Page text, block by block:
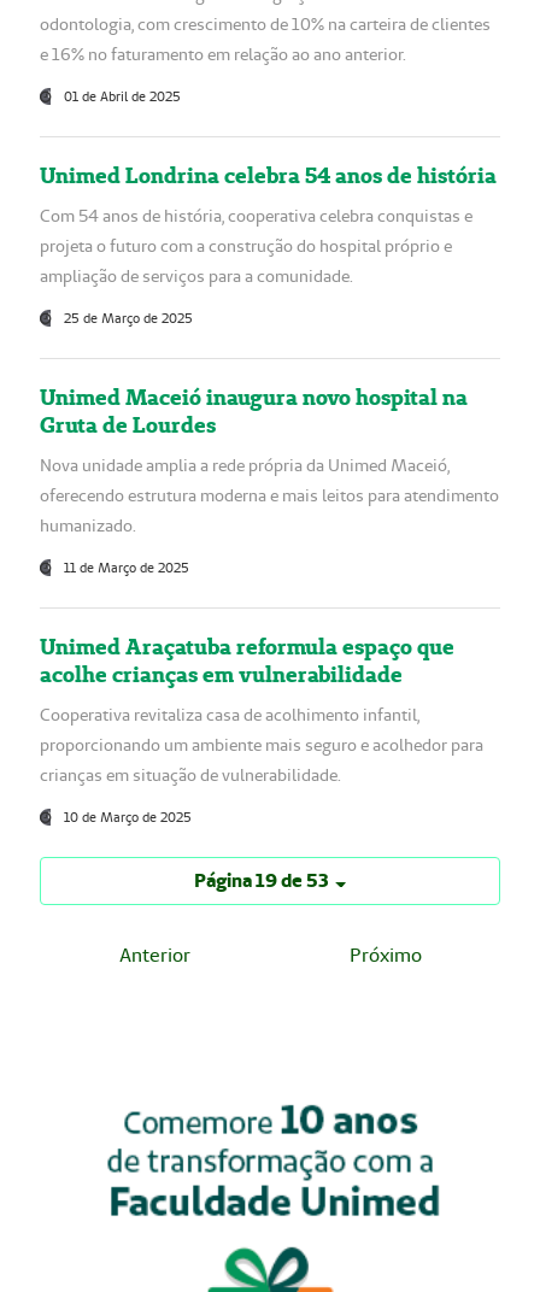
odontologia, com crescimento de 10% na carteira de clientes
e 16% no faturamento em relação ao ano anterior.
01 de Abril de 2025
Unimed Londrina celebra 54 anos de história
Com 54 anos de história, cooperativa celebra conquistas e
projeta o futuro com a construção do hospital próprio e
ampliação de serviços para a comunidade.
25 de Março de 2025
Unimed Maceió inaugura novo hospital na
Gruta de Lourdes
Nova unidade amplia a rede própria da Unimed Maceió,
oferecendo estrutura moderna e mais leitos para atendimento
humanizado.
11 de Março de 2025
Unimed Araçatuba reformula espaço que
acolhe crianças em vulnerabilidade
Cooperativa revitaliza casa de acolhimento infantil,
proporcionando um ambiente mais seguro e acolhedor para
crianças em situação de vulnerabilidade.
10 de Março de 2025
Página 19 de 53
Anterior Próximo